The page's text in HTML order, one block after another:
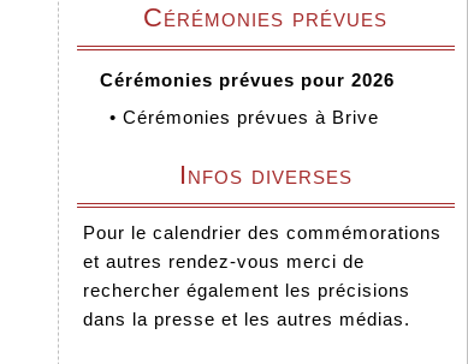
Cérémonies prévues
Cérémonies prévues pour 2026
• Cérémonies prévues à Brive
Infos diverses
Pour le calendrier des commémorations
et autres rendez-vous merci de
rechercher également les précisions
dans la presse et les autres médias.